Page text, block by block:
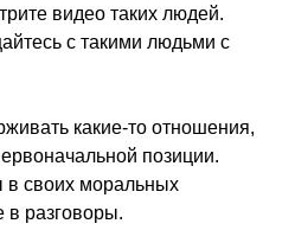
видео таких людей.
с такими людьми с
какие-то отношения,
позиции.
в своих моральных
в разговоры.